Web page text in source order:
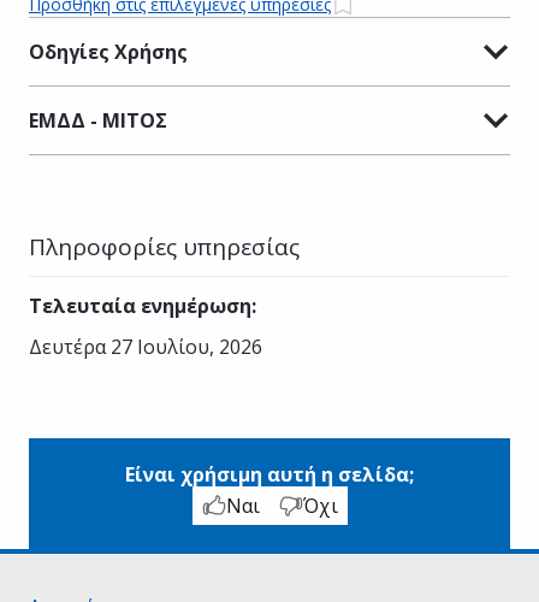
Οδηγίες Χρήσης
ΕΜΔΔ - ΜΙΤΟΣ
Πληροφορίες υπηρεσίας
Τελευταία ενημέρωση:
Δευτέρα 27 Ιουλίου, 2026
Είναι χρήσιμη αυτή η σελίδα;
Ναι
Όχι